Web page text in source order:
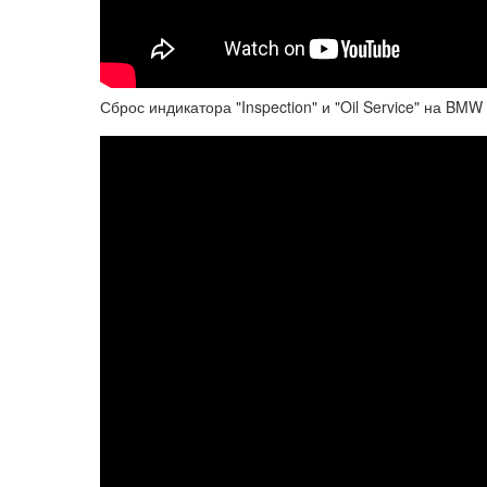
Сброс индикатора "Inspection" и "Oil Service" на